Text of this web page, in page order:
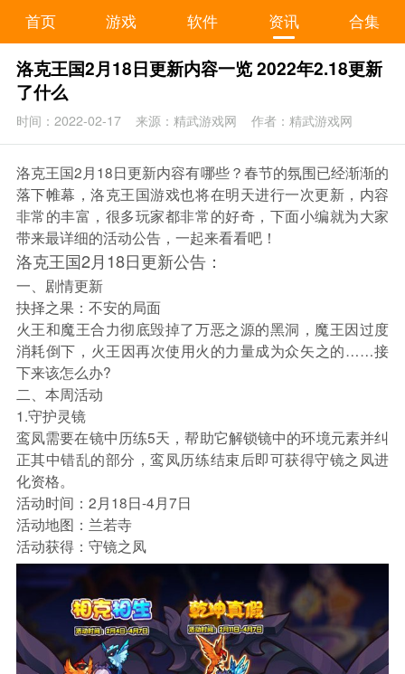
首页 游戏 软件 资讯 合集
洛克王国2月18日更新内容一览 2022年2.18更新
了什么
时间：2022-02-17 来源：精武游戏网 作者：精武游戏网
洛克王国2月18日更新内容有哪些？春节的氛围已经渐渐的
落下帷幕，洛克王国游戏也将在明天进行一次更新，内容
非常的丰富，很多玩家都非常的好奇，下面小编就为大家
带来最详细的活动公告，一起来看看吧！
洛克王国2月18日更新公告：
一、剧情更新
抉择之果：不安的局面
火王和魔王合力彻底毁掉了万恶之源的黑洞，魔王因过度
消耗倒下，火王因再次使用火的力量成为众矢之的……接
下来该怎么办?
二、本周活动
1.守护灵镜
鸾凤需要在镜中历练5天，帮助它解锁镜中的环境元素并纠
正其中错乱的部分，鸾凤历练结束后即可获得守镜之凤进
化资格。
活动时间：2月18日-4月7日
活动地图：兰若寺
活动获得：守镜之凤